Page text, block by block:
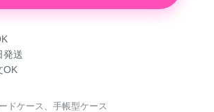
発送
OK
ドケース、手帳型ケース